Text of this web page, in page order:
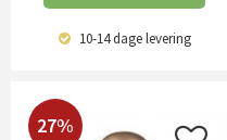
10-14 dagelevering
27%